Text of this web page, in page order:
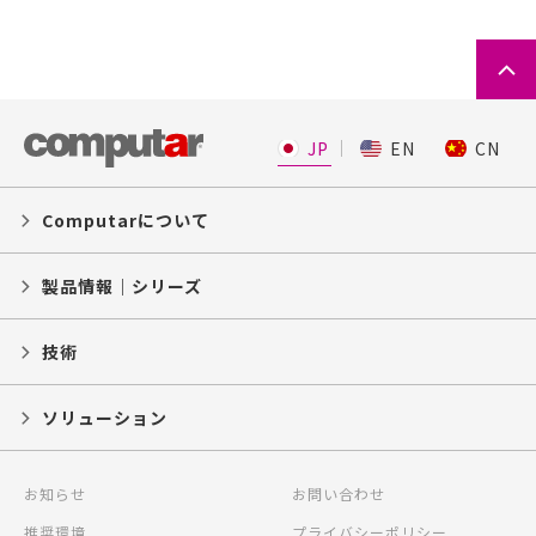
JP EN CN
Computarについて
製品情報｜シリーズ
技術
ソリューション
お知らせ
お問い合わせ
推奨環境
プライバシーポリシー